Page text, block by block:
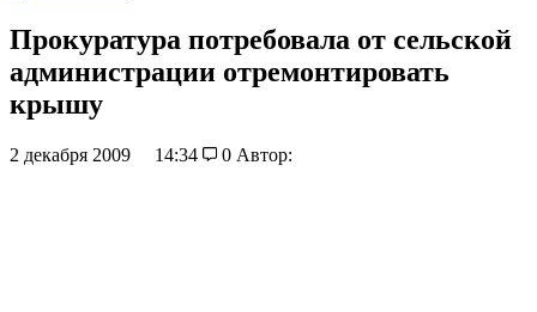
Прокуратура потребовала от сельской
администрации отремонтировать
крышу
2 декабря 2009 14:34 0 Автор: